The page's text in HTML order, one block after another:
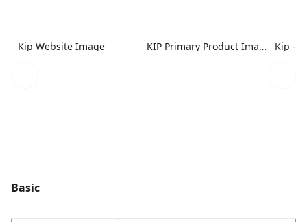
Kip Website Image KIP Primary Product Image - 2
Basic